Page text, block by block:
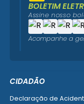
CIDADÃO
Declaração de
BOLETIM
Assine nosso
Acompanhe a